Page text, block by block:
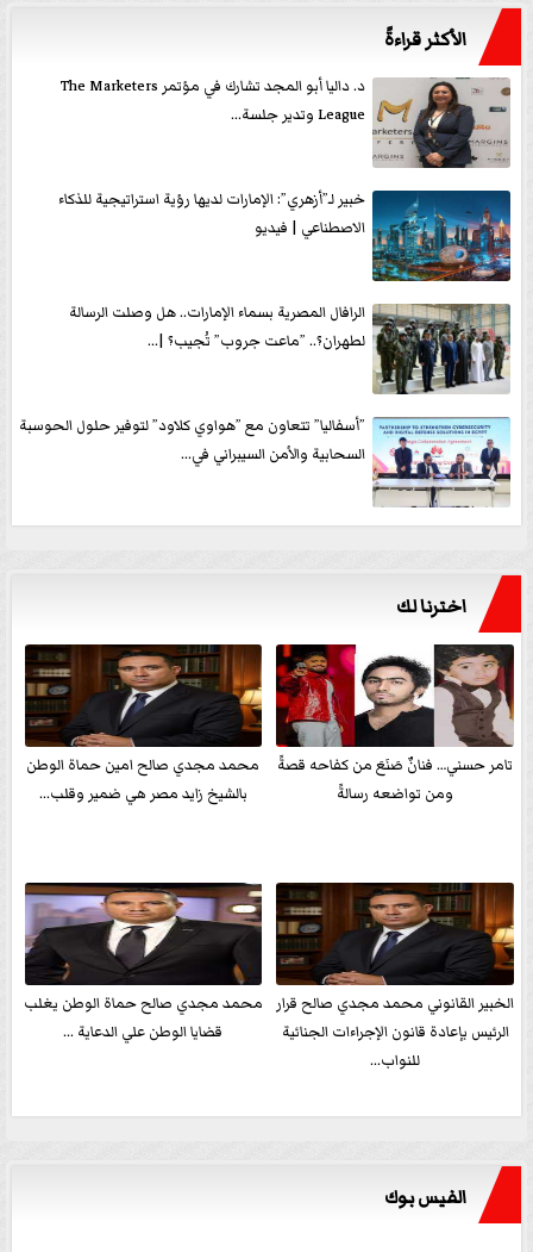
الأكثر قراءةً
د. داليا أبو المجد تشارك في مؤتمر The Marketers
League وتدير جلسة...
خبير لـ”أزهري”: الإمارات لديها رؤية استراتيجية للذكاء
الاصطناعي | فيديو
الرافال المصرية بسماء الإمارات.. هل وصلت الرسالة
لطهران؟.. ”ماعت جروب” تُجيب؟ |...
”أسفاليا” تتعاون مع ”هواوي كلاود” لتوفير حلول الحوسبة
السحابية والأمن السيبراني في...
اخترنا لك
تامر حسني… فنانٌ صَنَعَ من كفاحه قصةً
ومن تواضعه رسالةً
محمد مجدي صالح امين حماة الوطن
بالشيخ زايد مصر هي ضمير وقلب...
الخبير القانوني محمد مجدي صالح قرار
الرئيس بإعادة قانون الإجراءات الجنائية
للنواب...
محمد مجدي صالح حماة الوطن يغلب
قضايا الوطن علي الدعاية ...
الفيس بوك